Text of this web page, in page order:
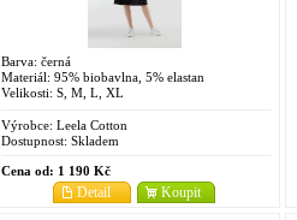
Barva: černá
Materiál: 95% biobavlna, 5% elastan
Velikosti: S, M, L, XL
Výrobce: Leela Cotton
Dostupnost: Skladem
Cena od: 1 190 Kč
Koupit
Detail